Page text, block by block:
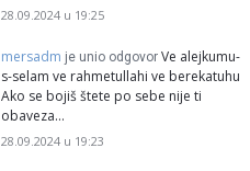
28.09.2024 u 19:25
mersadm je unio odgovor Ve alejkumu-
s-selam ve rahmetullahi ve berekatuhu
Ako se bojiš štete po sebe nije ti
obaveza…
28.09.2024 u 19:23